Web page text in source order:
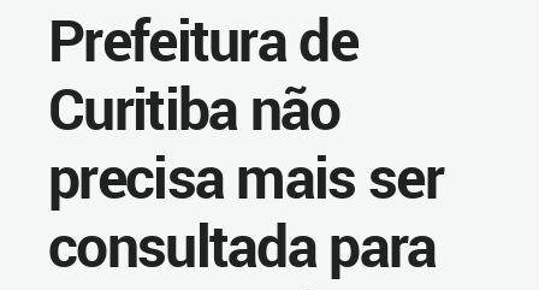
Prefeitura de
Curitiba não
precisa mais ser
consultada para